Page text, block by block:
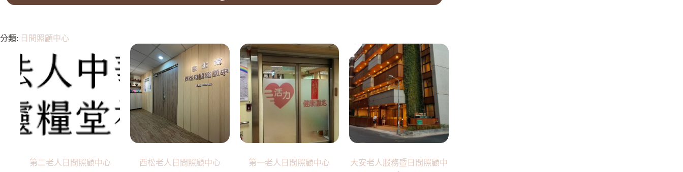
分類: 日間照顧中心
第二老人日間照顧中心 西松老人日間照顧中心 第一老人日間照顧中心
大安老人服務暨日間照顧中